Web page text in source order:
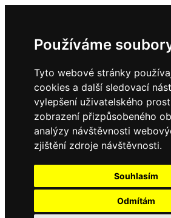
Používáme
Tyto webové stránky
cookies a další sledovací
vylepšení uživatelského
zobrazení přizpůsobeného
analýzy návštěvnosti
zjištění zdroje návštěvnosti.
Souhlasím
Odmítám